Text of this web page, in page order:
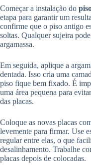
Começar a instalação do
etapa para garantir um
confirme que o piso antigo
soltas. Qualquer sujeira
argamassa.
Em seguida, aplique a
dentada. Isso cria uma
piso fique bem fixado. É
uma área pequena para
das placas.
Coloque as novas placas
levemente para firmar. Use
regular entre elas, o que
desalinhamento. Trabalhe
placas depois de colocadas.